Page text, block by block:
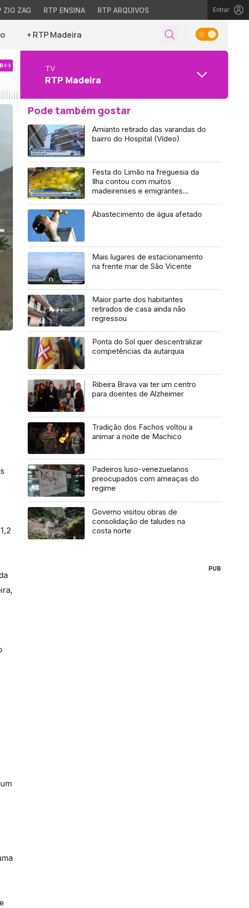
ZIG ZAG RTP ENSINA RTP ARQUIVOS Entrar
+ RTP Madeira
TV
RTP Madeira
Pode também gostar
Amianto retirado das varandas do
bairro do Hospital (Vídeo)
Festa do Limão na freguesia da
Ilha contou com muitos
madeirenses e emigrantes
Abastecimento de água afetado
Mais lugares de estacionamento
na frente mar de São Vicente
Maior parte dos habitantes
retirados de casa ainda não
regressou
Ponta do Sol quer descentralizar
competências da autarquia
Ribeira Brava vai ter um centro
para doentes de Alzheimer
Tradição dos Fachos voltou a
animar a noite de Machico
Padeiros luso-venezuelanos
preocupados com ameaças do
regime
Governo visitou obras de
consolidação de taludes na
costa norte
PUB